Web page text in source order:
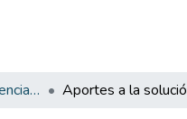
Especialización en Gerencia Social